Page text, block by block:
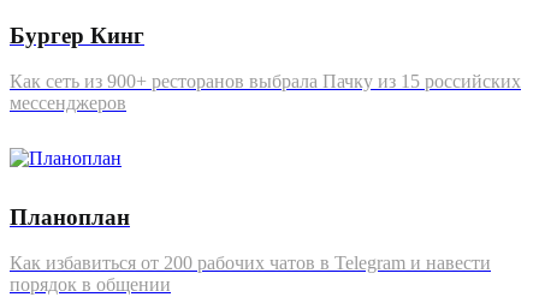
Бургер Кинг
Как сеть из 900+ ресторанов выбрала Пачку из 15 российских
мессенджеров
Планоплан
Как избавиться от 200 рабочих чатов в Telegram и навести
порядок в общении